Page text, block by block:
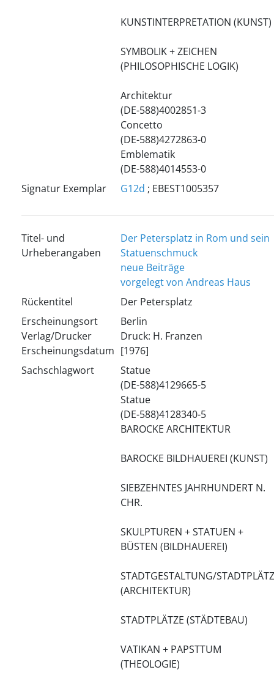
KUNSTINTERPRETATION (KUNST)
SYMBOLIK + ZEICHEN
(PHILOSOPHISCHE LOGIK)
Architektur
(DE-588)4002851-3
Concetto
(DE-588)4272863-0
Emblematik
(DE-588)4014553-0
Signatur Exemplar
G12d ; EBEST1005357
Titel- und
Urheberangaben
Der Petersplatz in Rom und sein
Statuenschmuck
neue Beiträge
vorgelegt von Andreas Haus
Rückentitel
Der Petersplatz
Erscheinungsort
Verlag/Drucker
Erscheinungsdatum
Berlin
Druck: H. Franzen
[1976]
Sachschlagwort
Statue
(DE-588)4129665-5
Statue
(DE-588)4128340-5
BAROCKE ARCHITEKTUR
BAROCKE BILDHAUEREI (KUNST)
SIEBZEHNTES JAHRHUNDERT N.
CHR.
SKULPTUREN + STATUEN +
BÜSTEN (BILDHAUEREI)
STADTGESTALTUNG/
(ARCHITEKTUR)
STADTPLÄTZE (STÄDTEBAU)
VATIKAN + PAPSTTUM
(THEOLOGIE)